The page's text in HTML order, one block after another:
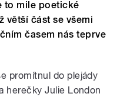
to mile poetické
větší část se všemi
časem nás teprve
promítnul do plejády
herečky Julie London